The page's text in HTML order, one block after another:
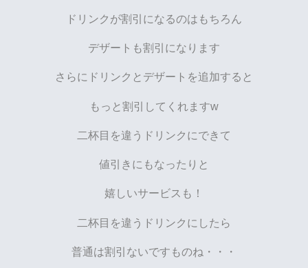
ドリンクが割引になるのはもちろん
デザートも割引になります
さらにドリンクとデザートを追加すると
もっと割引してくれますw
二杯目を違うドリンクにできて
値引きにもなったりと
嬉しいサービスも！
二杯目を違うドリンクにしたら
普通は割引ないですものね・・・